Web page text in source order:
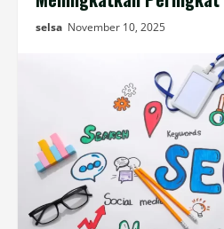
selsa November 10, 2025